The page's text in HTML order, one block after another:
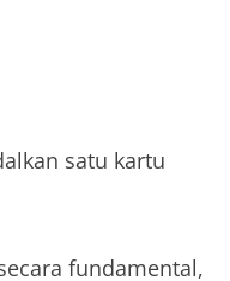
satu kartu
fundamental,